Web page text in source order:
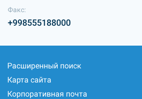
Факс:
+998555188000
Расширенный поиск
Карта сайта
Корпоративная почта